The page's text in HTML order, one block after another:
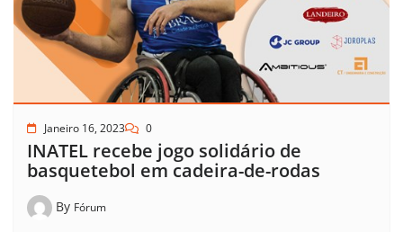
Janeiro 16, 2023 0
INATEL recebe jogo solidário de
basquetebol em cadeira-de-rodas
By Fórum